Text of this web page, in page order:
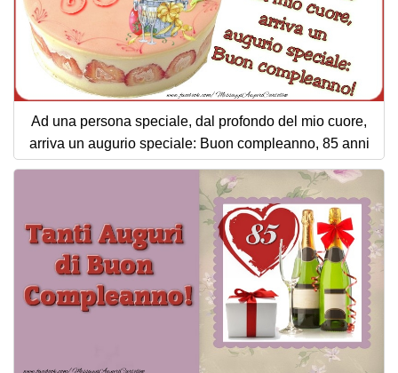
Ad una persona speciale, dal profondo del mio cuore,
arriva un augurio speciale: Buon compleanno, 85 anni